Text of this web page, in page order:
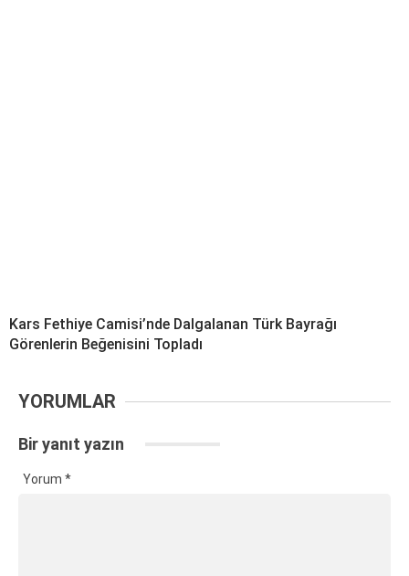
Kars Fethiye Camisi’nde Dalgalanan Türk Bayrağı
Görenlerin Beğenisini Topladı
YORUMLAR
Bir yanıt yazın
Yorum *